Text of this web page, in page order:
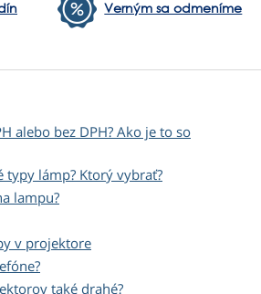
Verným sa odmeníme
alebo bez DPH? Ako je to so
typy lámp? Ktorý vybrať?
lampu?
v projektore
také drahé?